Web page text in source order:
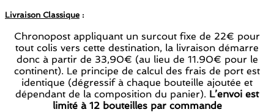
Livraison Classique :
Chronopost appliquant un surcout fixe de 22€ pour
tout colis vers cette destination, la livraison démarre
donc à partir de 33,90€ (au lieu de 11.90€ pour le
continent). Le principe de calcul des frais de port est
identique (dégressif à chaque bouteille ajoutée et
dépendant de la composition du panier). L’envoi est
limité à 12 bouteilles par commande